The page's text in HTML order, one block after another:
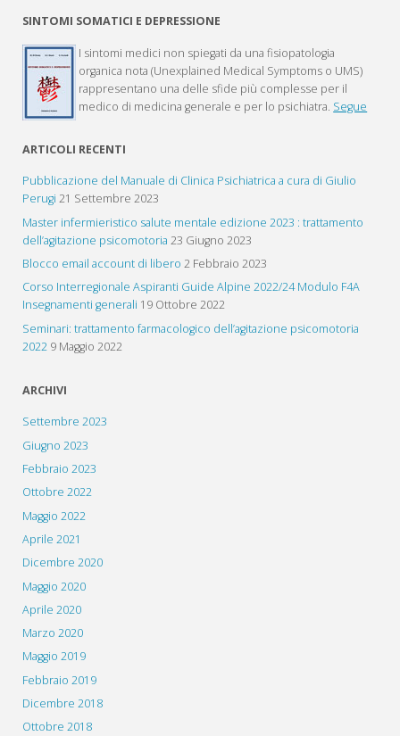
SINTOMI SOMATICI E DEPRESSIONE
I sintomi medici non spiegati da una fisiopatologia
organica nota (Unexplained Medical Symptoms o UMS)
rappresentano una delle sfide più complesse per il
medico di medicina generale e per lo psichiatra. Segue
ARTICOLI RECENTI
Pubblicazione del Manuale di Clinica Psichiatrica a cura di Giulio
Perugi 21 Settembre 2023
Master infermieristico salute mentale edizione 2023 : trattamento
dell’agitazione psicomotoria 23 Giugno 2023
Blocco email account di libero 2 Febbraio 2023
Corso Interregionale Aspiranti Guide Alpine 2022/24 Modulo F4A
Insegnamenti generali 19 Ottobre 2022
Seminari: trattamento farmacologico dell’agitazione psicomotoria
2022 9 Maggio 2022
ARCHIVI
Settembre 2023
Giugno 2023
Febbraio 2023
Ottobre 2022
Maggio 2022
Aprile 2021
Dicembre 2020
Maggio 2020
Aprile 2020
Marzo 2020
Maggio 2019
Febbraio 2019
Dicembre 2018
Ottobre 2018